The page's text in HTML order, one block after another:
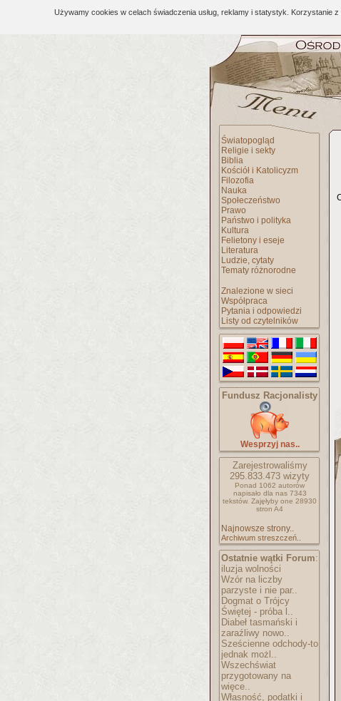
Używamy cookies w celach świadczenia usług, reklamy i statystyk. Korzystanie
Światopogląd
Religie i sekty
Biblia
Kościół i Katolicyzm
Filozofia
Nauka
Społeczeństwo
Prawo
Państwo i polityka
Kultura
Felietony i eseje
Literatura
Ludzie, cytaty
Tematy różnorodne
Znalezione w sieci
Współpraca
Pytania i odpowiedzi
Listy od czytelników
Fundusz Racjonalisty
Wesprzyj nas..
Zarejestrowaliśmy
295.833.473 wizyty
Ponad 1062 autorów
napisało dla nas 7343
tekstów. Zajęłyby one 28930
stron A4
Najnowsze strony..
Archiwum streszczeń..
Ostatnie wątki Forum:
iluzja wolności
Wzór na liczby
parzyste i nie par..
Dogmat o Trójcy
Świętej - próba l..
Diabeł tasmański i
zaraźliwy nowo..
Sześcienne odchody-to
jednak możl..
Wszechświat
przygotowany na
więce..
Własność, podatki i